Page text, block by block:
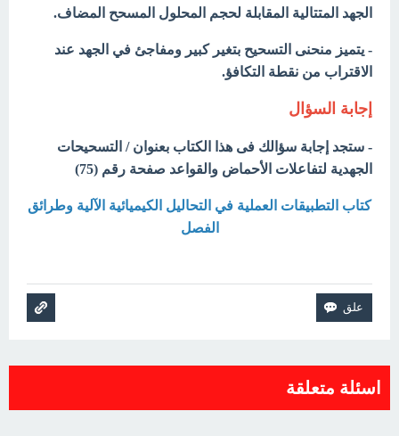
الجهد المتتالية المقابلة لحجم المحلول المسحح المضاف.
- يتميز منحنى التسحيح بتغير كبير ومفاجئ في الجهد عند
الاقتراب من نقطة التكافؤ.
إجابة السؤال
- ستجد إجابة سؤالك فى هذا الكتاب بعنوان / التسحيحات
الجهدية لتفاعلات الأحماض والقواعد صفحة رقم (75)
كتاب التطبيقات العملية في التحاليل الكيميائية الآلية وطرائق
الفصل
اسئلة متعلقة